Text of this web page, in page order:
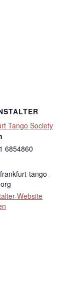
Tango Society
6854860
tango-
Website